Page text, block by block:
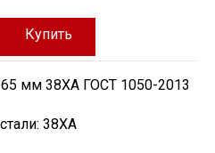
Купить
мм 38ХА ГОСТ 1050-2013
38ХА